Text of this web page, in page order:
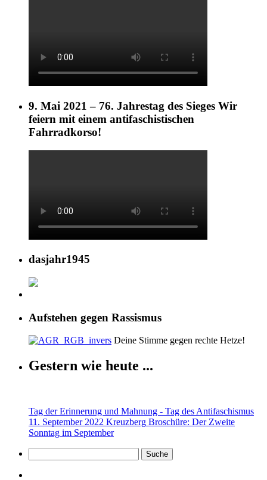
9. Mai 2021 – 76. Jahrestag des Sieges Wir
feiern mit einem antifaschistischen
Fahrradkorso!
dasjahr1945
Aufstehen gegen Rassismus
Deine Stimme gegen rechte Hetze!
Gestern wie heute ...
Tag der Erinnerung und Mahnung - Tag des Antifaschismus
11. September 2022 Kreuzberg Broschüre: Der Zweite
Sonntag im September